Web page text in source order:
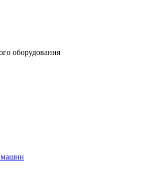
оборудования
машин